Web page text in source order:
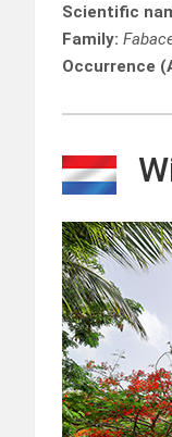
Scientific
Family:
Occurrence